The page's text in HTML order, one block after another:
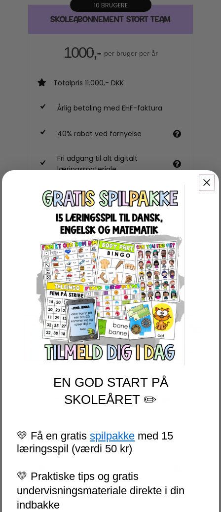
10 BRUGERE
SKOLEABONNEMENT STORT TEAM
1000,- per bruger per år
Totalpris 11.000,- DKK
Årlig betaling med EHF-faktura
40% rabat ved fornyelse
Fri adgang til alt digitalt
læringsmateriale
Fornyes automatisk hvert år
BESTIL VIA MAIL HER
11-20 BRUGERE
SKOLEABONNEMENT STORT TEAM
800,-per bruger per år
brugere
Årlig betaling med EHF-faktura
EN GOD START PÅ
SKOLEÅRET ✏️
💛 Få en gratis spilpakke med 15
læringsspil (værdi 50 kr)
💛 Praktiske tips og gratis
undervisningsmateriale direkte i din
indbakke